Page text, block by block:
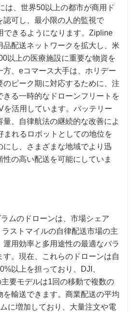
は、世界50以上の都市が商用ド
認可し、最小限の人的監視で
できるようになります。Zipline
品配送ネットワークを拡大し、米
以上の医療施設に重要な物資を
方、eコマース大手は、ホリデー
のピーク期に対応するために、注
きる一時的なドローンフリートを
を活用しています。バッテリー
、自律航法の継続的な改善によ
まれるロボットとしての地位を
にし、さまざまな地域でより迅
の高い配送を可能にしていま
ムのドローンは、市場シェア
ストマイルの自律配送市場の主
運用効率と多用途性の最適なバラ
す。現在、これらのドローンは自
以上を担っており、DJI、
要モデルは1回の移動で複数の
を輸送できます。商業配送の平均
に増加しており、大量注文や電